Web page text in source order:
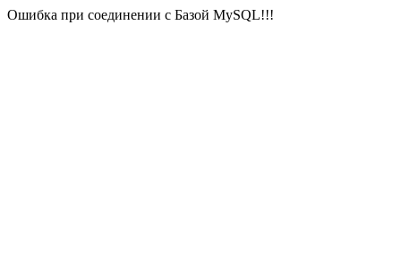
Ошибка при соединении с Базой MySQL!!!